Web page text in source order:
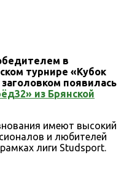
в
турнире «Кубок
появилась
из Брянской
имеют высокий
и любителей
лиги Studsport.